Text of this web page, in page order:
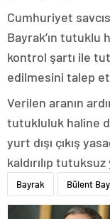
Cumhuriyet
Bayrak’ın tutuklu
kontrol şartı ile
edilmesini talep
Verilen aranın
tutukluluk haline
yurt dışı çıkış
kaldırılıp
Bayrak Bülent